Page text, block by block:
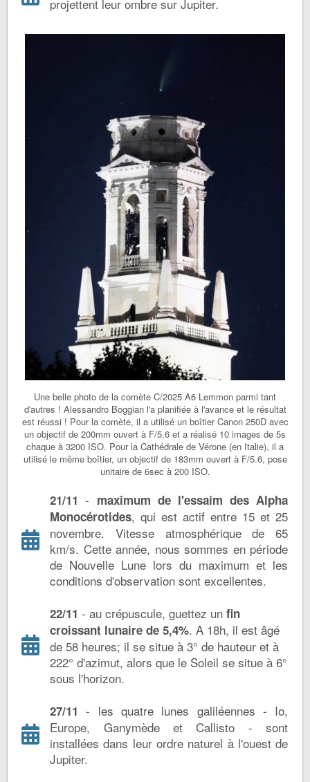
projettent leur ombre sur Jupiter.
Une belle photo de la comète C/2025 A6 Lemmon parmi tant
d'autres ! Alessandro Boggian l'a planifiée à l'avance et le résultat
est réussi ! Pour la comète, il a utilisé un boîtier Canon 250D avec
un objectif de 200mm ouvert à F/5.6 et a réalisé 10 images de 5s
chaque à 3200 ISO. Pour la Cathédrale de Vérone (en Italie), il a
utilisé le même boîtier, un objectif de 183mm ouvert à F/5.6, pose
unitaire de 6sec à 200 ISO.
21/11 - maximum de l'essaim des Alpha
Monocérotides, qui est actif entre 15 et 25
novembre. Vitesse atmosphérique de 65
km/s. Cette année, nous sommes en période
de Nouvelle Lune lors du maximum et les
conditions d'observation sont excellentes.
22/11 - au crépuscule, guettez unfin
croissant lunaire de 5,4%. A 18h, il est âgé
de 58 heures; il se situe à 3° de hauteur et à
222° d'azimut, alors que le Soleil se situe à 6°
sous l'horizon.
27/11- les quatre lunes galiléennes - Io,
Europe, Ganymède et Callisto - sont
installées dans leur ordre naturel à l'ouest de
Jupiter.